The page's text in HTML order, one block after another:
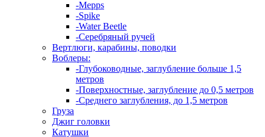
-Mepps
-Spike
-Water Beetle
-Серебряный ручей
Вертлюги, карабины, поводки
Воблеры:
-Глубоководные, заглубление больше 1,5
метров
-Поверхностные, заглубление до 0,5 метров
-Среднего заглубления, до 1,5 метров
Груза
Джиг головки
Катушки